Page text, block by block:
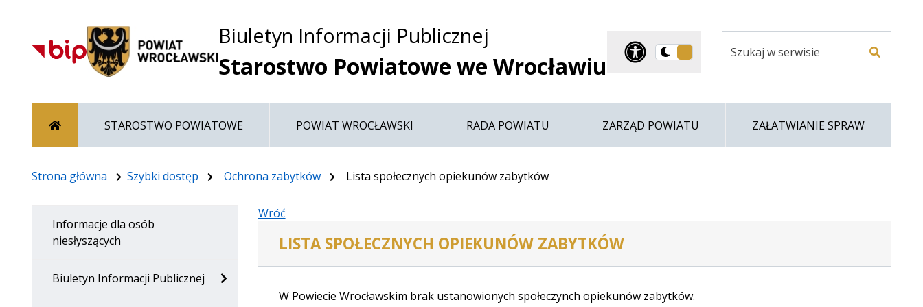
Przejdź do
głównego menu
Przejdź do treści
Przejdź do mapy
serwisu
Biuletyn Informacji Publicznej
Starostwo Powiatowe we Wrocławiu
Panel dostosowania
Przełącz
ciemną
serwisie
Strona głównaSTAROSTWO POWIATOWE POWIAT WROCŁAWSKI RADA POWIATU ZARZĄD POWIATU ZAŁATWIANIE SPRAW
Strona główna Szybki dostęp Ochrona zabytków Lista społecznych opiekunów zabytków
Informacje dla osób
niesłyszących
Biuletyn Informacji Publicznej
Wróć
LISTA SPOŁECZNYCH OPIEKUNÓW ZABYTKÓW
W Powiecie Wrocławskim brak ustanowionych społeczynch opiekunów zabytków.